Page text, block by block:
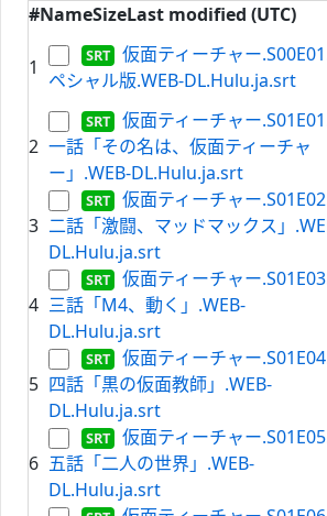
#NameSizeLast modified (UTC)
1
仮面ティーチャー
ペシャル版.WEB-DL.Hulu.ja.srt
2
仮面ティーチャー
一話「その名は、仮面ティーチャ
ー」.WEB-DL.Hulu.ja.srt
3
仮面ティーチャー
二話「激闘、マッドマックス」
DL.Hulu.ja.srt
4
仮面ティーチャー
三話「M4、動く」.WEB-
DL.Hulu.ja.srt
5
仮面ティーチャー
四話「黒の仮面教師」.WEB-
DL.Hulu.ja.srt
6
仮面ティーチャー
五話「二人の世界」.WEB-
DL.Hulu.ja.srt